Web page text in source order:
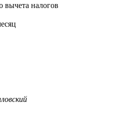
вычета налогов